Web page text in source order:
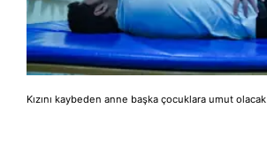
Kızını kaybeden anne başka çocuklara umut olacak